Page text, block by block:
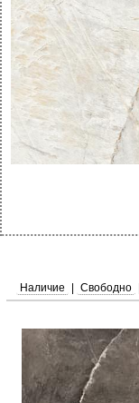
Наличие Свободно